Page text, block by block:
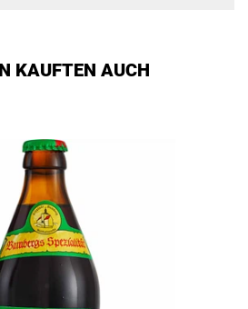
KAUFTEN AUCH